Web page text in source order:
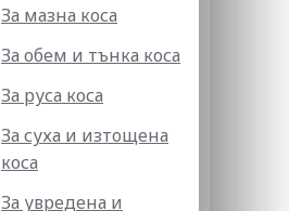
За мазна коса
За обем и тънка коса
За руса коса
За суха и изтощена
коса
За увредена и